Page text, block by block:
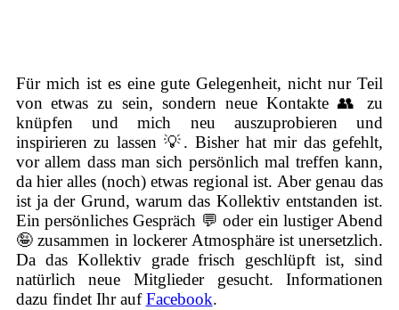
Für mich ist es eine gute Gelegenheit, nicht nur Teil
von etwas zu sein, sondern neue Kontakte 👥 zu
knüpfen und mich neu auszuprobieren und
inspirieren zu lassen 💡. Bisher hat mir das gefehlt,
vor allem dass man sich persönlich mal treffen kann,
da hier alles (noch) etwas regional ist. Aber genau das
ist ja der Grund, warum das Kollektiv entstanden ist.
Ein persönliches Gespräch 💬 oder ein lustiger Abend
🤪 zusammen in lockerer Atmosphäre ist unersetzlich.
Da das Kollektiv grade frisch geschlüpft ist, sind
natürlich neue Mitglieder gesucht. Informationen
dazu findet Ihr aufFacebook.